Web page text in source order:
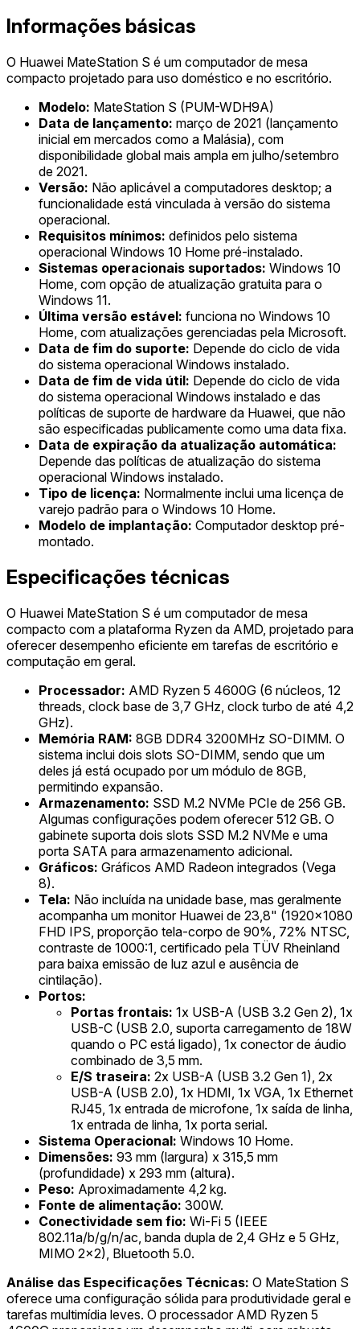
Informações básicas
O Huawei MateStation S é um computador de mesa
compacto projetado para uso doméstico e no escritório.
Modelo: MateStation S (PUM-WDH9A)
Data de lançamento: março de 2021 (lançamento
inicial em mercados como a Malásia), com
disponibilidade global mais ampla em julho/setembro
de 2021.
Versão: Não aplicável a computadores desktop; a
funcionalidade está vinculada à versão do sistema
operacional.
Requisitos mínimos: definidos pelo sistema
operacional Windows 10 Home pré-instalado.
Sistemas operacionais suportados: Windows 10
Home, com opção de atualização gratuita para o
Windows 11.
Última versão estável: funciona no Windows 10
Home, com atualizações gerenciadas pela Microsoft.
Data de fim do suporte: Depende do ciclo de vida
do sistema operacional Windows instalado.
Data de fim de vida útil: Depende do ciclo de vida
do sistema operacional Windows instalado e das
políticas de suporte de hardware da Huawei, que não
são especificadas publicamente como uma data fixa.
Data de expiração da atualização automática:
Depende das políticas de atualização do sistema
operacional Windows instalado.
Tipo de licença: Normalmente inclui uma licença de
varejo padrão para o Windows 10 Home.
Modelo de implantação: Computador desktop pré-
montado.
Especificações técnicas
O Huawei MateStation S é um computador de mesa
compacto com a plataforma Ryzen da AMD, projetado para
oferecer desempenho eficiente em tarefas de escritório e
computação em geral.
Processador: AMD Ryzen 5 4600G (6 núcleos, 12
threads, clock base de 3,7 GHz, clock turbo de até 4,2
GHz).
Memória RAM: 8GB DDR4 3200MHz SO-DIMM. O
sistema inclui dois slots SO-DIMM, sendo que um
deles já está ocupado por um módulo de 8GB,
permitindo expansão.
Armazenamento: SSD M.2 NVMe PCIe de 256 GB.
Algumas configurações podem oferecer 512 GB. O
gabinete suporta dois slots SSD M.2 NVMe e uma
porta SATA para armazenamento adicional.
Gráficos: Gráficos AMD Radeon integrados (Vega
8).
Tela: Não incluída na unidade base, mas geralmente
acompanha um monitor Huawei de 23,8" (1920x1080
FHD IPS, proporção tela-corpo de 90%, 72% NTSC,
contraste de 1000:1, certificado pela TÜV Rheinland
para baixa emissão de luz azul e ausência de
cintilação).
Portos:
Portas frontais: 1x USB-A (USB 3.2 Gen 2), 1x
USB-C (USB 2.0, suporta carregamento de 18W
quando o PC está ligado), 1x conector de áudio
combinado de 3,5 mm.
E/S traseira: 2x USB-A (USB 3.2 Gen 1), 2x
USB-A (USB 2.0), 1x HDMI, 1x VGA, 1x Ethernet
RJ45, 1x entrada de microfone, 1x saída de linha,
1x entrada de linha, 1x porta serial.
Sistema Operacional: Windows 10 Home.
Dimensões: 93 mm (largura) x 315,5 mm
(profundidade) x 293 mm (altura).
Peso: Aproximadamente 4,2 kg.
Fonte de alimentação: 300W.
Conectividade sem fio: Wi-Fi 5 (IEEE
802.11a/b/g/n/ac, banda dupla de 2,4 GHz e 5 GHz,
MIMO 2x2), Bluetooth 5.0.
Análise das Especificações Técnicas: O MateStation S
oferece uma configuração sólida para produtividade geral e
tarefas multimídia leves. O processador AMD Ryzen 5